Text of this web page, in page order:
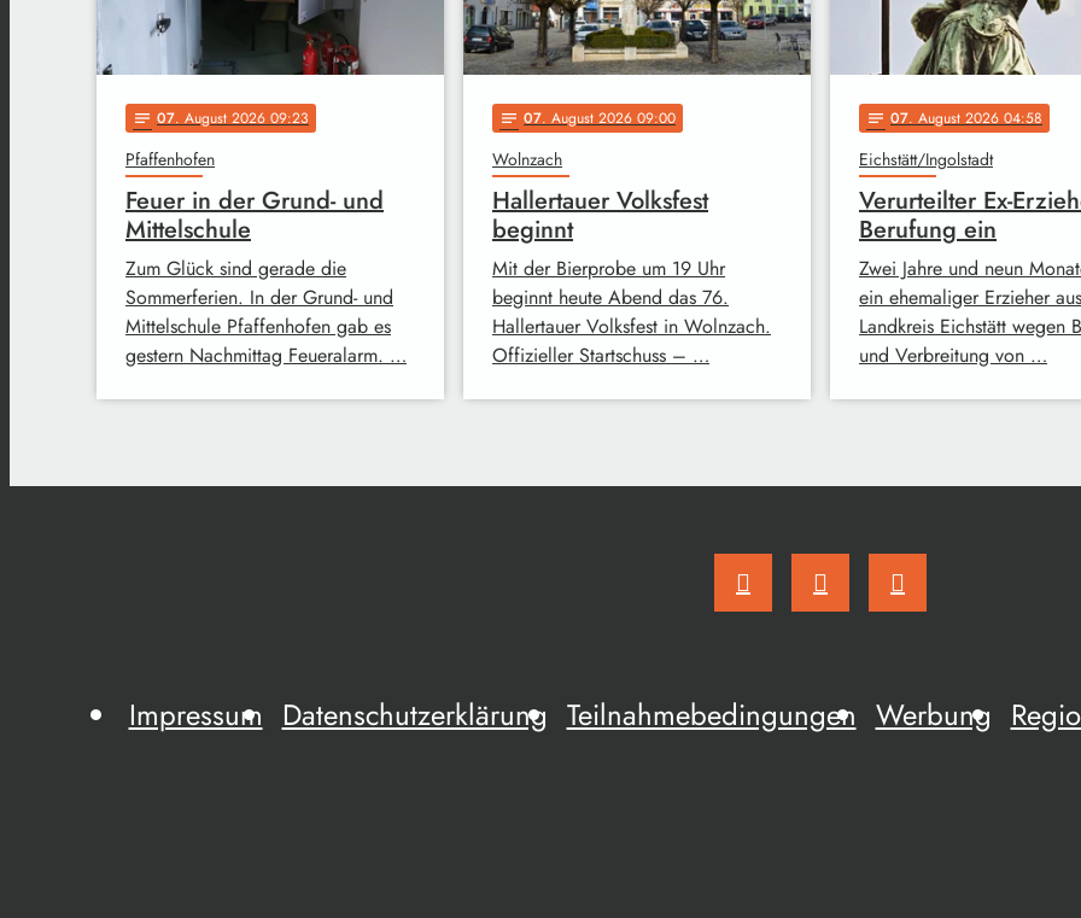
notes 07. August 2026 09:23
Pfaffenhofen
Feuer in der Grund- und
Mittelschule
Zum Glück sind gerade die
Sommerferien. In der Grund- und
Mittelschule Pfaffenhofen gab es
gestern Nachmittag Feueralarm. …
notes 07. August 2026 09:00
Wolnzach
Hallertauer Volksfest
beginnt
Mit der Bierprobe um 19 Uhr
beginnt heute Abend das 76.
Hallertauer Volksfest in Wolnzach.
Offizieller Startschuss – …
notes 07. August 2026 04:58
Eichstätt/Ingolstadt
Verurteilter Ex-
Berufung ein
Zwei Jahre und neun
ein ehemaliger Erzieher
Landkreis Eichstätt wegen
und Verbreitung von …
Impressum Datenschutzerklärung Teilnahmebedingungen Werbung